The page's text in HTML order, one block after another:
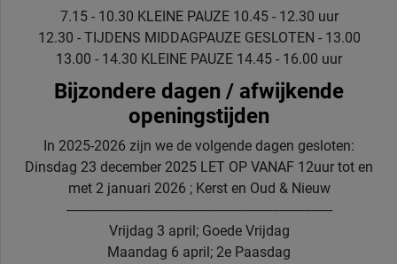
7.15 - 10.30 KLEINE PAUZE 10.45 - 12.30 uur
12.30 - TIJDENS MIDDAGPAUZE GESLOTEN - 13.00
13.00 - 14.30 KLEINE PAUZE 14.45 - 16.00 uur
Bijzondere dagen / afwijkende
openingstijden
In 2025-2026 zijn we de volgende dagen gesloten:
Dinsdag 23 december 2025 LET OP VANAF 12uur tot en
met 2 januari 2026 ; Kerst en Oud & Nieuw
---------------------------------------------------------------------------
Vrijdag 3 april; Goede Vrijdag
Maandag 6 april; 2e Paasdag